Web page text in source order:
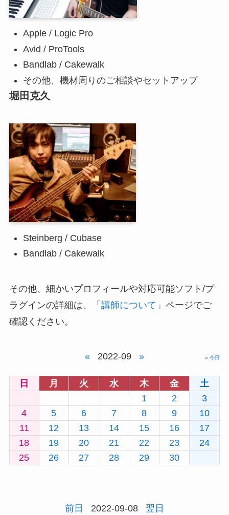
Apple / Logic Pro
Avid / ProTools
Bandlab / Cakewalk
その他、機材周りのご相談やセットアップ
堀田克久
Steinberg / Cubase
Bandlab / Cakewalk
その他、細かいプロフィールや対応可能ソフト/プ
ラグインの詳細は、「 講師について 」ページでご
確認ください。
« 2022-09 » » 今日
日 月 火 水 木 金
土
1
2
3
4
5 6 7 8 9
10
11
12 13 14 15 16
17
18
19 20 21 22 23
24
25
26 27 28 29 30
前日 2022-09-08 翌日